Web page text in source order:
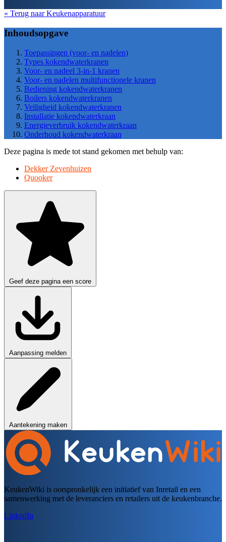
« Terug naar Keukenapparatuur
Inhoudsopgave
Toepassingen (voor- en nadelen)
Types kokendwaterkranen
Voor- en nadeel 3-in-1 kranen
Voor- en nadelen multifunctionele kranen
Bediening kokendwaterkranen
Boilers kokendwaterkranen
Veiligheid kokendwaterkranen
Installatie kokendwaterkraan
Energieverbruik kokendwaterkraan
Onderhoud kokendwaterkraan
Deze pagina is mede tot stand gekomen met behulp van:
Dekker Zevenhuizen
Quooker
Geef deze pagina een score
Aanpassing melden
Aantekening maken
KeukenWiki is oorspronkelijk een initiatief van Inretail en een
samenwerking met de leveranciers en retailers uit de keukenbranche.
LinkedIn